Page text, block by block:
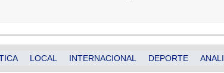
LOCAL INTERNACIONAL DEPORTE